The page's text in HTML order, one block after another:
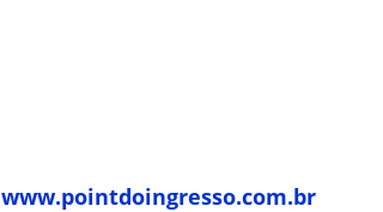
www.pointdoingresso.com.br